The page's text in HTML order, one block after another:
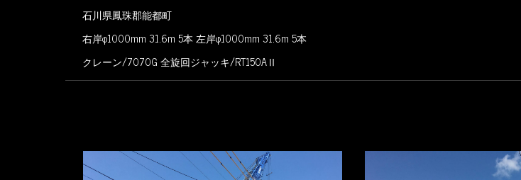
石川県鳳珠郡能都町
右岸φ1000mm 31.6m 5本 左岸φ1000mm 31.6m 5本
クレーン/7070G 全旋回ジャッキ/RT150AⅡ